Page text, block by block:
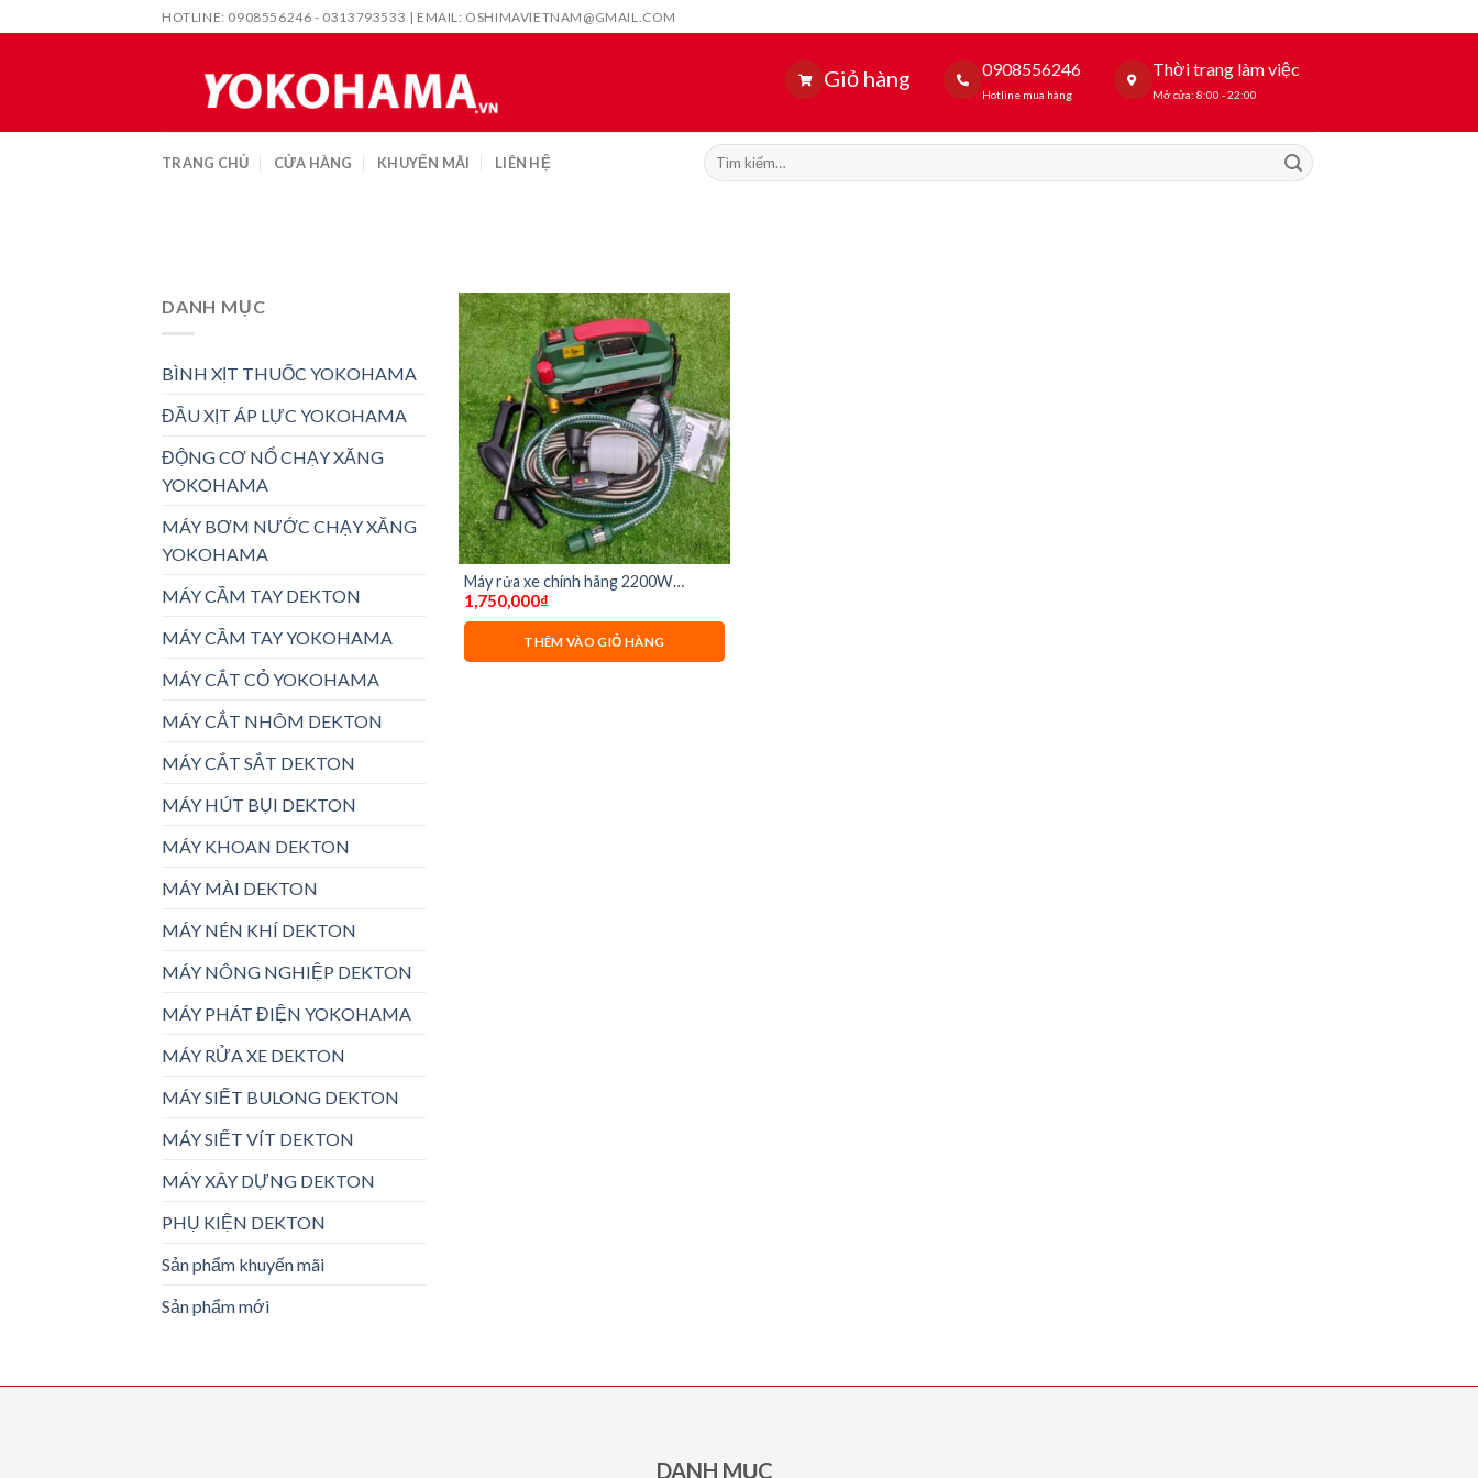
to
HOTLINE: 0908556246 - 0313793533 | EMAIL: OSHIMAVIETNAM@GMAIL.COM
Giỏ hàng 0908556246
Hotline mua hàng
Thời trang làm việc
Mở cửa: 8:00 - 22:00
TRANG CHỦ CỬA HÀNG KHUYẾN MÃI LIÊN HỆ
Tìm
kiếm:
DANH MỤC
BÌNH XỊT THUỐC YOKOHAMA
ĐẦU XỊT ÁP LỰC YOKOHAMA
ĐỘNG CƠ NỔ CHẠY XĂNG
YOKOHAMA
MÁY BƠM NƯỚC CHẠY XĂNG
YOKOHAMA
MÁY CẦM TAY DEKTON
MÁY CẦM TAY YOKOHAMA
MÁY CẮT CỎ YOKOHAMA
MÁY CẮT NHÔM DEKTON
MÁY CẮT SẮT DEKTON
MÁY HÚT BỤI DEKTON
MÁY KHOAN DEKTON
MÁY MÀI DEKTON
MÁY NÉN KHÍ DEKTON
MÁY NÔNG NGHIỆP DEKTON
MÁY PHÁT ĐIỆN YOKOHAMA
MÁY RỬA XE DEKTON
MÁY SIẾT BULONG DEKTON
MÁY SIẾT VÍT DEKTON
MÁY XÂY DỰNG DEKTON
PHỤ KIỆN DEKTON
Sản phẩm khuyến mãi
Sản phẩm mới
Máy rửa xe chính hãng 2200W
DEKTON DK-CWR2200A Siêu mạnh
1,750,000₫
THÊM VÀO GIỎ HÀNG
DANH MỤC